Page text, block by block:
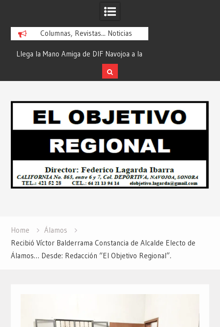
Columnas, Revistas... Noticias
Llega la Mano Amiga de DIF Navojoa a la
Ampliación Beltrones con la Feria de
Servicios… Desde: Redacción “El
Redacción “El
Home
Álamos
Recibió Víctor Balderrama Constancia de Alcalde Electo de
Álamos… Desde: Redacción “El Objetivo Regional”.